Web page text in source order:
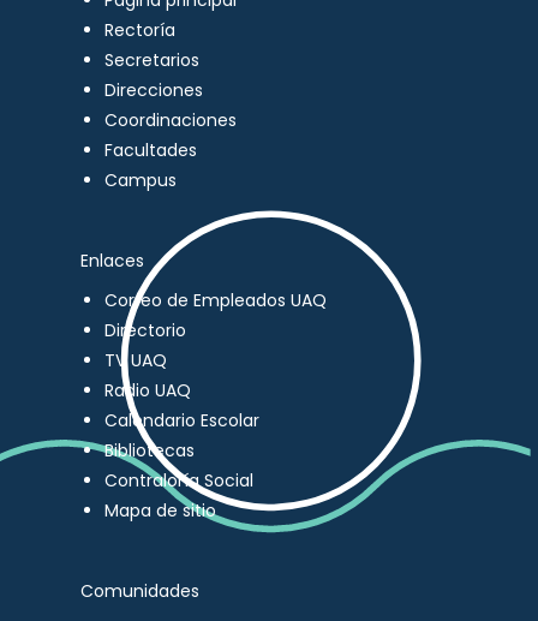
Rectoría
Secretarios
Direcciones
Coordinaciones
Facultades
Campus
Enlaces
Correo de Empleados UAQ
Directorio
TV UAQ
Radio UAQ
Calendario Escolar
Bibliotecas
Contraloría Social
Mapa de sitio
Comunidades